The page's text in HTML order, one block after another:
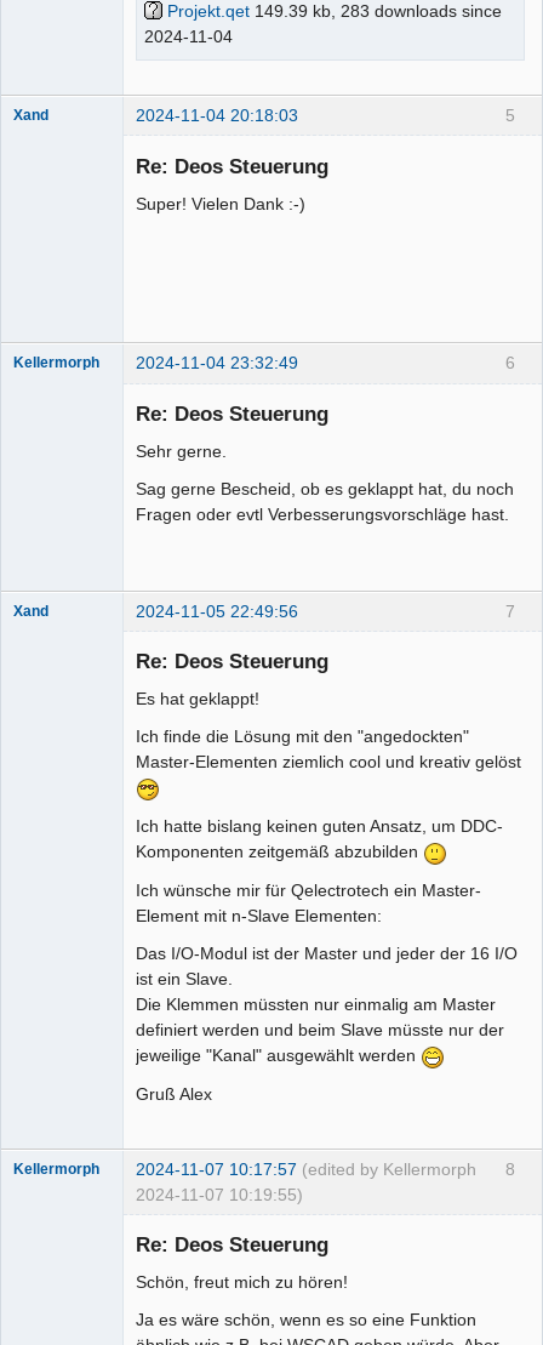
Projekt.qet 149.39 kb, 283 downloads since
2024-11-04
5
Xand 2024-11-04 20:18:03
Re: Deos Steuerung
Super! Vielen Dank :-)
6
Kellermorph 2024-11-04 23:32:49
Re: Deos Steuerung
Sehr gerne.
Sag gerne Bescheid, ob es geklappt hat, du noch
Fragen oder evtl Verbesserungsvorschläge hast.
7
Xand 2024-11-05 22:49:56
Re: Deos Steuerung
Es hat geklappt!
Ich finde die Lösung mit den "angedockten"
Master-Elementen ziemlich cool und kreativ gelöst
Ich hatte bislang keinen guten Ansatz, um DDC-
Komponenten zeitgemäß abzubilden
Ich wünsche mir für Qelectrotech ein Master-
Element mit n-Slave Elementen:
Das I/O-Modul ist der Master und jeder der 16 I/O
ist ein Slave.
Die Klemmen müssten nur einmalig am Master
definiert werden und beim Slave müsste nur der
jeweilige "Kanal" ausgewählt werden
Gruß Alex
8
Kellermorph 2024-11-07 10:17:57 (edited by Kellermorph
2024-11-07 10:19:55)
Re: Deos Steuerung
Schön, freut mich zu hören!
Ja es wäre schön, wenn es so eine Funktion